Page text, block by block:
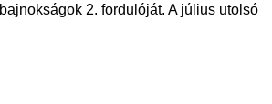
bajnokságok 2. fordulóját. A július utolsó